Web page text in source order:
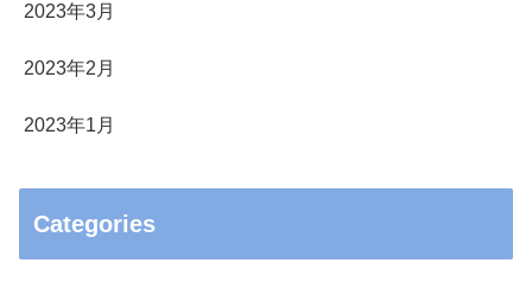
2023年3月
2023年2月
2023年1月
Categories